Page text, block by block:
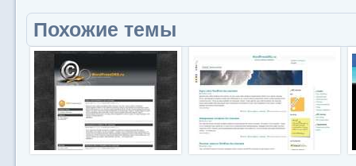
Похожие темы